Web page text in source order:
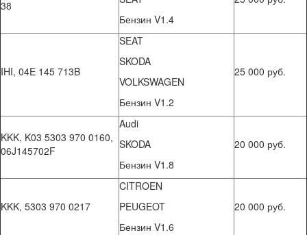
38
Бензин V1.4
IHI, 04E 145 713B
SEAT
SKODA
VOLKSWAGEN
Бензин V1.2
25 000 руб.
KKK, K03 5303 970 0160,
06J145702F
Audi
SKODA
Бензин V1.8
20 000 руб.
KKK, 5303 970 0217
CITROEN
PEUGEOT
Бензин V1.6
20 000 руб.